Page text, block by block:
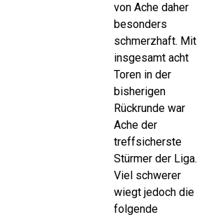
von Ache daher
besonders
schmerzhaft. Mit
insgesamt acht
Toren in der
bisherigen
Rückrunde war
Ache der
treffsicherste
Stürmer der Liga.
Viel schwerer
wiegt jedoch die
folgende